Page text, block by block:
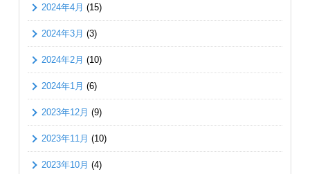
2024年4月 (15)
2024年3月 (3)
2024年2月 (10)
2024年1月 (6)
2023年12月 (9)
2023年11月 (10)
2023年10月 (4)